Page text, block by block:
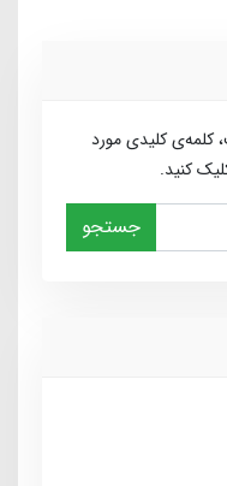
کلیدی مورد
کنید.
جستجو